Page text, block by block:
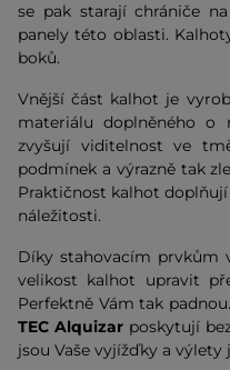
se pak starají chrániče
panely této oblasti.
boků.
Vnější část kalhot je
materiálu doplněného o
zvyšují viditelnost ve
podmínek a výrazně tak
Praktičnost kalhot
náležitosti.
Díky stahovacím prvkům
velikost kalhot upravit
Perfektně Vám tak padnou.
TEC Alquizar poskytují
jsou Vaše vyjížďky a výlety